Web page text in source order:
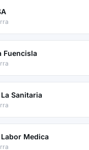
Fuencisla
Sanitaria
Medica